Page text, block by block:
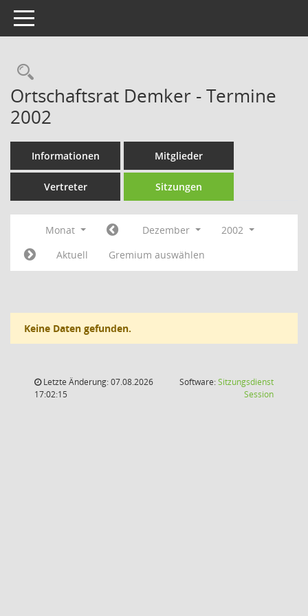
Toggle navigation
Rechercheauswahl
Ortschaftsrat Demker - Termine
2002
Informationen Mitglieder
Vertreter Sitzungen
Monat Dezember
2002
Aktuell
Gremium auswählen
Keine Daten gefunden.
Letzte Änderung: 07.08.2026
17:02:15
Software:Sitzungsdienst
Session(Wird in